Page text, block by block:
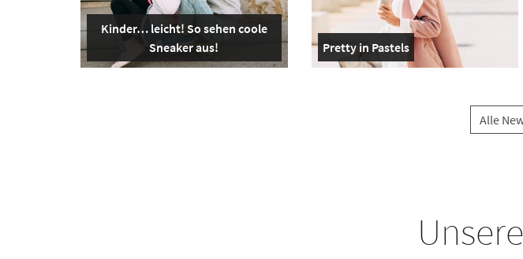
Kinder… leicht! So sehen coole
Sneaker aus!
Pretty in Pastels
Alle